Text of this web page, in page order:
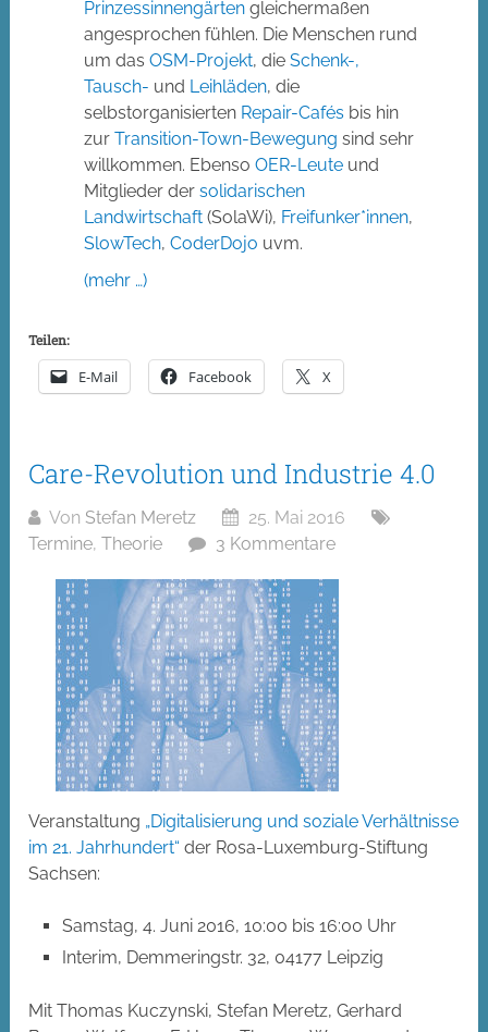
Prinzessinnengärten gleichermaßen
angesprochen fühlen. Die Menschen rund
um dasOSM-Projekt, dieSchenk-,
Tausch- und Leihläden, die
selbstorganisierten Repair-Cafés bis hin
zurTransition-Town-Bewegung sind sehr
willkommen. EbensoOER-Leute und
Mitglieder dersolidarischen
Landwirtschaft (SolaWi), Freifunker*innen,
SlowTech,CoderDojo uvm.
(mehr …)
Teilen:
E-Mail Facebook X
Care-Revolution und Industrie 4.0
Von Stefan Meretz
25. Mai 2016
Termine,Theorie 3 Kommentare
Veranstaltung „Digitalisierung und soziale Verhältnisse
im 21. Jahrhundert“ der Rosa-Luxemburg-Stiftung
Sachsen:
Samstag, 4. Juni 2016, 10:00 bis 16:00 Uhr
Interim, Demmeringstr. 32, 04177 Leipzig
Mit Thomas Kuczynski, Stefan Meretz, Gerhard